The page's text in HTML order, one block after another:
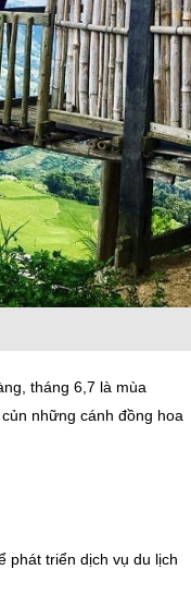
tháng 6,7 là mùa
những cánh đồng hoa
phát triển dịch vụ du lịch